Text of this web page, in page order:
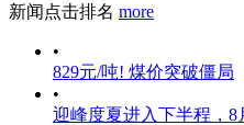
新闻点击排名 more
•
829元/吨! 煤价突破僵局
•
迎峰度夏进入下半程，8